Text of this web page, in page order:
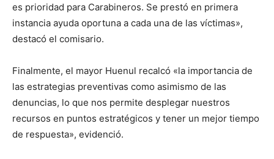
es prioridad para Carabineros. Se prestó en primera
instancia ayuda oportuna a cada una de las víctimas»,
destacó el comisario.
Finalmente, el mayor Huenul recalcó «la importancia de
las estrategias preventivas como asimismo de las
denuncias, lo que nos permite desplegar nuestros
recursos en puntos estratégicos y tener un mejor tiempo
de respuesta», evidenció.